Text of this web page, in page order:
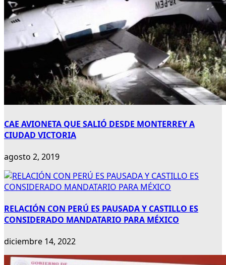
CAE AVIONETA QUE SALIÓ DESDE MONTERREY A
CIUDAD VICTORIA
agosto 2, 2019
RELACIÓN CON PERÚ ES PAUSADA Y CASTILLO ES
CONSIDERADO MANDATARIO PARA MÉXICO
diciembre 14, 2022